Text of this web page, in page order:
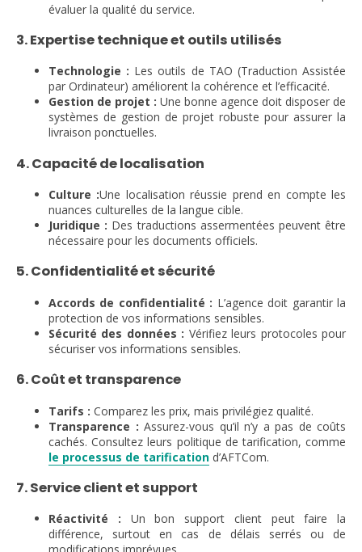
évaluer la qualité du service.
3. Expertise technique et outils utilisés
Technologie : Les outils de TAO (Traduction Assistée
par Ordinateur) améliorent la cohérence et l’efficacité.
Gestion de projet : Une bonne agence doit disposer de
systèmes de gestion de projet robuste pour assurer la
livraison ponctuelles.
4. Capacité de localisation
Culture :Une localisation réussie prend en compte les
nuances culturelles de la langue cible.
Juridique : Des traductions assermentées peuvent être
nécessaire pour les documents officiels.
5. Confidentialité et sécurité
Accords de confidentialité : L’agence doit garantir la
protection de vos informations sensibles.
Sécurité des données : Vérifiez leurs protocoles pour
sécuriser vos informations sensibles.
6. Coût et transparence
Tarifs : Comparez les prix, mais privilégiez qualité.
Transparence : Assurez-vous qu’il n’y a pas de coûts
cachés. Consultez leurs politique de tarification, comme
le processus de tarification d’AFTCom.
7. Service client et support
Réactivité : Un bon support client peut faire la
différence, surtout en cas de délais serrés ou de